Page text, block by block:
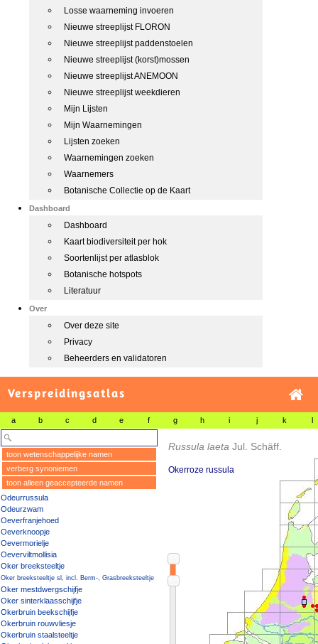
Losse waarneming invoeren
Nieuwe streeplijst FLORON
Nieuwe streeplijst paddenstoelen
Nieuwe streeplijst (korst)mossen
Nieuwe streeplijst ANEMOON
Nieuwe streeplijst weekdieren
Mijn Lijsten
Mijn Waarnemingen
Lijsten zoeken
Waarnemingen zoeken
Waarnemers
Botanische Collectie op de Kaart
Dashboard
Dashboard
Kaart biodiversiteit per hok
Soortenlijst per atlasblok
Botanische hotspots
Literatuur
Over
Over deze site
Privacy
Beheerders en validatoren
Verspreidingsatlas
a b c d e f g h i j k l
toon wetenschappelijke namen
verberg synoniemen
toon alleen geaccepteerde namen
Odeurrussula
Odeurzwam
Oeverfranjehoed
Oeverknoopje
Oevermorielje
Oeverviltmollisia
Oker breeksteeltje
Oker breeksteeltje sl, incl. Berm-, Grasbreeksteeltje
Oker mestdwergschijfje
Oker sinterklaasschijfje
Okerbruin beekschijfje
Okerbruin rouwvliesje
Okerbruin staalsteeltje
Russula laeta Jul. Schäff.
Okerroze russula